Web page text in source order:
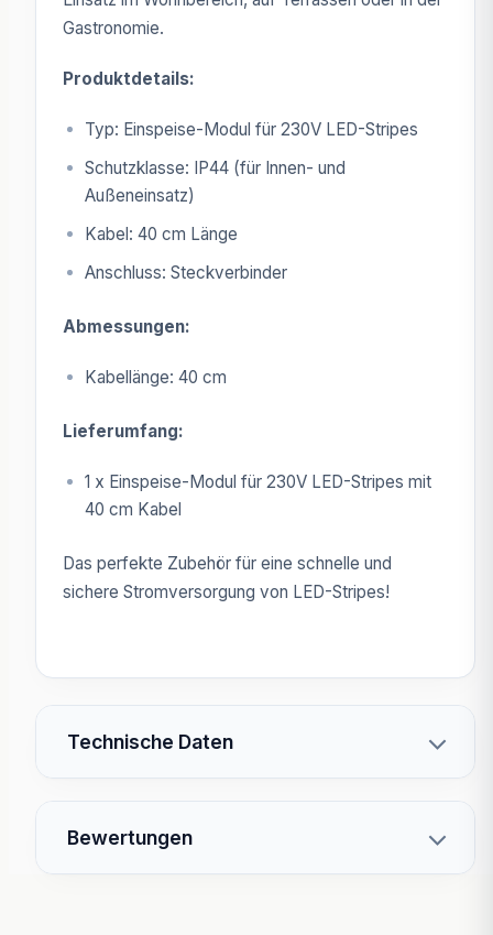
Gastronomie.
Produktdetails:
Typ: Einspeise-Modul für 230V LED-Stripes
Schutzklasse: IP44 (für Innen- und
Außeneinsatz)
Kabel: 40 cm Länge
Anschluss: Steckverbinder
Abmessungen:
Kabellänge: 40 cm
Lieferumfang:
1 x Einspeise-Modul für 230V LED-Stripes mit
40 cm Kabel
Das perfekte Zubehör für eine schnelle und
sichere Stromversorgung von LED-Stripes!
Technische Daten
Bewertungen